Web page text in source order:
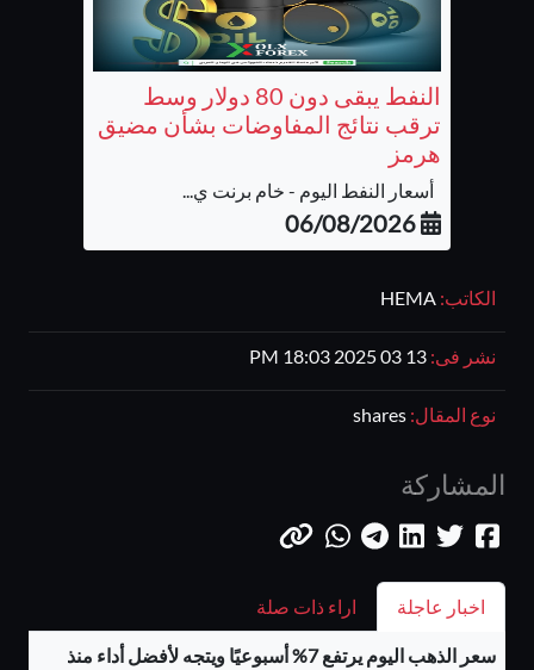
الكاتب:
نشر فى:
نوع المقال:
المشاركة
اخبار عاجلة اراء ذات صلة
سعر الذهب اليوم يرتفع 7% أسبوعيًا ويتجه لأفضل أداء منذ
النفط يبقى دون 80 دولار وسط
ترقب نتائج المفاوضات بشأن مضيق
هرمز
أسعار النفط اليوم - خام برنت ي...
06/08/2026